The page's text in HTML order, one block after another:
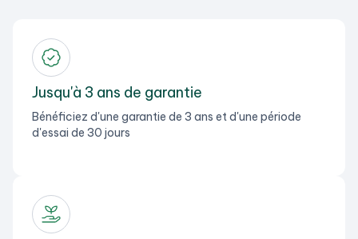
Jusqu'à 3 ans de garantie
Bénéficiez d'une garantie de 3 ans et d'une période
d'essai de 30 jours